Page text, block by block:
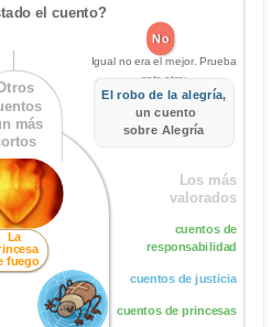
el cuento?
No
Igual no era el mejor. Prueba
este otro:
El robo de la alegría,
un cuento
sobre Alegría
más
La
fuego
Los más
valorados
cuentos de
responsabilidad
cuentos de justicia
cuentos de princesas